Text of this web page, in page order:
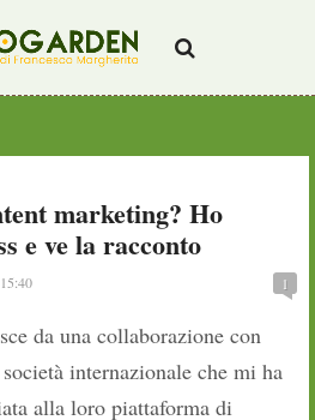
marketing? Ho
e ve la racconto
1
da una collaborazione con
internazionale che mi ha
alla loro piattaforma di